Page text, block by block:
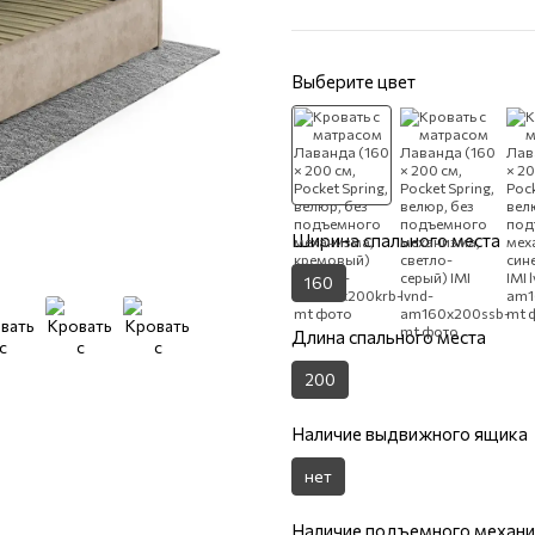
Выберите цвет
Ширина спального места
160
Длина спального места
200
Наличие выдвижного ящика
нет
Наличие подъемного